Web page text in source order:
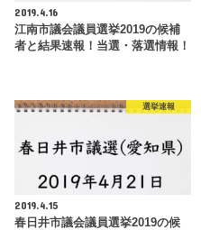
2019.4.16
江南市議会議員選挙2019の候補
者と結果速報！当選・落選情報！
選挙速報
2019.4.15
春日井市議会議員選挙2019の候